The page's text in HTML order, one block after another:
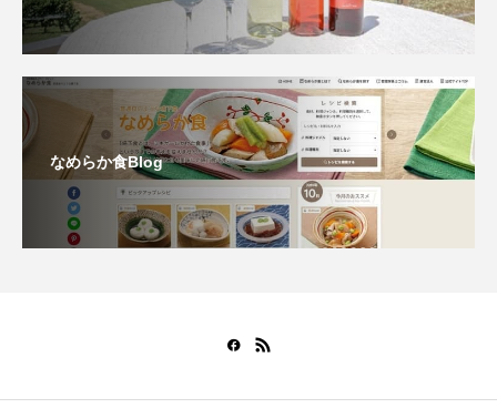
なめらか食Blog